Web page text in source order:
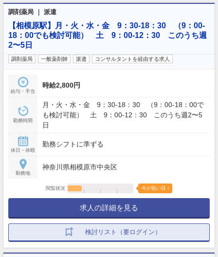
調剤薬局 ｜ 派遣
【相模原駅】月・火・水・金 9：30-18：30 （9：00-
18：00でも検討可能） 土 9：00-12：30 このうち週
2〜5日
調剤薬局 一般薬剤師 派遣 コンサルタントを経由する求人
給与・手当
時給2,800円
勤務時間
月・火・水・金 9：30-18：30 （9：00-18：00で
も検討可能） 土 9：00-12：30 このうち週2〜5
日
休日・休暇
勤務シフトに準ずる
勤務地
神奈川県相模原市中央区
閲覧状況 今が狙い目！
求人の詳細を見る
検討リスト（要ログイン）